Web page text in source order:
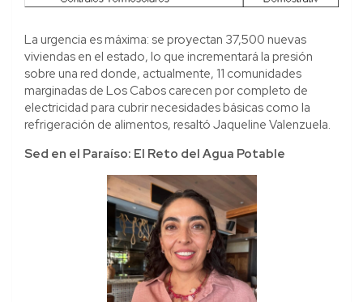
La urgencia es máxima: se proyectan 37,500 nuevas
viviendas en el estado, lo que incrementará la presión
sobre una red donde, actualmente, 11 comunidades
marginadas de Los Cabos carecen por completo de
electricidad para cubrir necesidades básicas como la
refrigeración de alimentos, resaltó Jaqueline Valenzuela.
Sed en el Paraíso: El Reto del Agua Potable